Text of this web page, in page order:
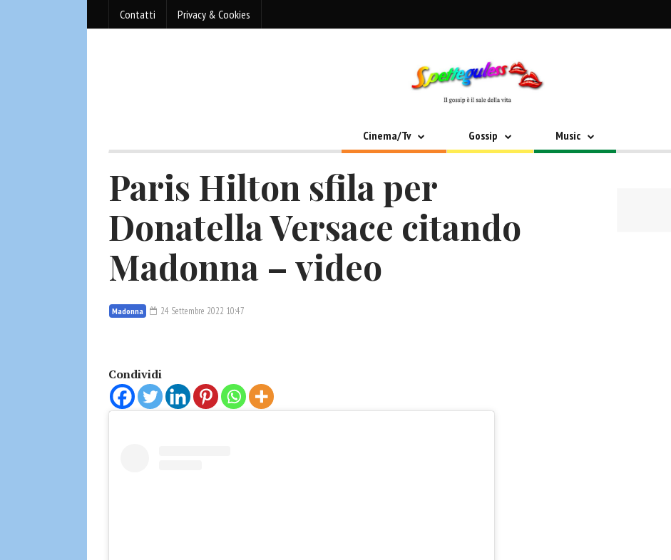
Contatti Privacy & Cookies
Cinema/Tv Gossip Music
Paris Hilton sfila per
Donatella Versace citando
Madonna – video
Madonna 24 Settembre 2022 10:47
Condividi